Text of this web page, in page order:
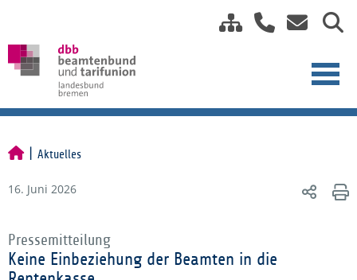
Aktuelles
16. Juni 2026
Pressemitteilung
Keine Einbeziehung der Beamten in die